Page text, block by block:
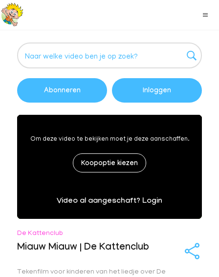
Om deze video te bekijken moet je deze aanschaffen.
Koopoptie kiezen
Video al aangeschaft? Login
Abonneren Inloggen
De Kattenclub
Miauw Miauw | De Kattenclub
Tekenfilm voor kinderen van het liedje over De